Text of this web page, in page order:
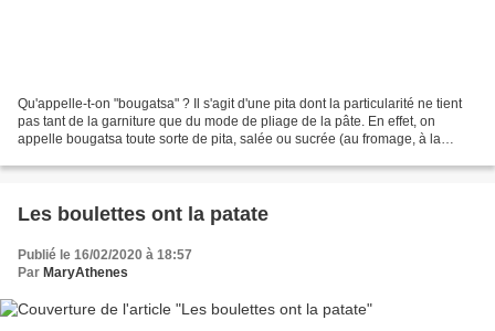
Qu'appelle-t-on "bougatsa" ? Il s'agit d'une pita dont la particularité ne tient
pas tant de la garniture que du mode de pliage de la pâte. En effet, on
appelle bougatsa toute sorte de pita, salée ou sucrée (au fromage, à la
Les boulettes ont la patate
Publié le 16/02/2020 à 18:57
Par MaryAthenes